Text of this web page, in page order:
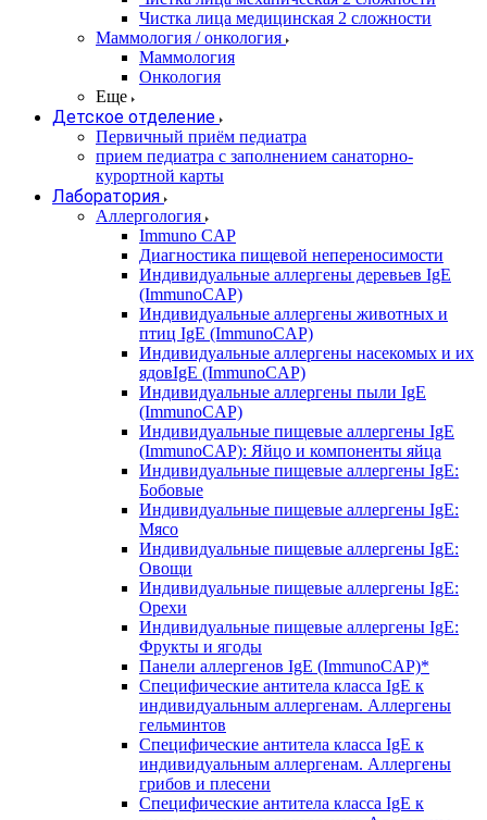
Чистка лица медицинская 2 сложности
Маммология / онкология
Маммология
Онкология
Еще
Детское отделение
Первичный приём педиатра
прием педиатра с заполнением санаторно-
курортной карты
Лаборатория
Аллергология
Immuno CAP
Диагностика пищевой непереносимости
Индивидуальные аллергены деревьев IgE
(ImmunoCAP)
Индивидуальные аллергены животных и
птиц IgE (ImmunoCAP)
Индивидуальные аллергены насекомых и их
ядовIgE (ImmunoCAP)
Индивидуальные аллергены пыли IgE
(ImmunoCAP)
Индивидуальные пищевые аллергены IgE
(ImmunoCAP): Яйцо и компоненты яйца
Индивидуальные пищевые аллергены IgE:
Бобовые
Индивидуальные пищевые аллергены IgE:
Мясо
Индивидуальные пищевые аллергены IgE:
Овощи
Индивидуальные пищевые аллергены IgE:
Орехи
Индивидуальные пищевые аллергены IgE:
Фрукты и ягоды
Панели аллергенов IgE (ImmunoCAP)*
Специфические антитела класса IgE к
индивидуальным аллергенам. Аллергены
гельминтов
Специфические антитела класса IgE к
индивидуальным аллергенам. Аллергены
грибов и плесени
Специфические антитела класса IgE к